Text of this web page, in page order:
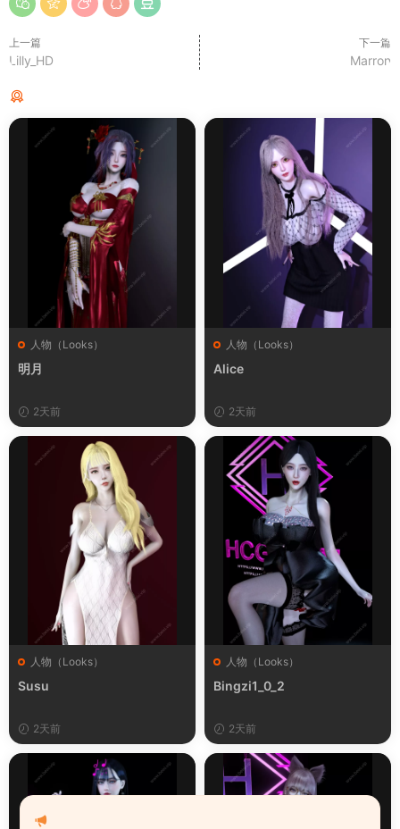
上一篇
Lilly_HD
下一篇
Marron
人物（Looks）
明月
2天前
人物（Looks）
Alice
2天前
人物（Looks）
Susu
2天前
人物（Looks）
Bingzi1_0_2
2天前